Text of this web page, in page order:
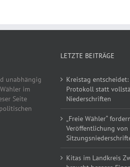
unabhängig
im
Seite
LETZTE BEITRÄGE
Kreistag
Protokoll statt
Niederschriften
„Freie Wähler“
Veröffentlichung von
Kitas im Landkreis